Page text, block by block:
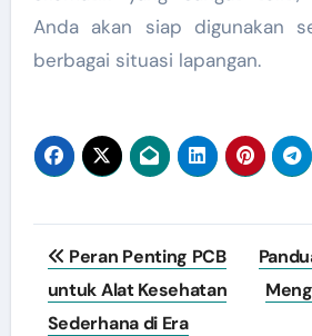
Anda akan siap digunakan
berbagai situasi lapangan.
Post
navigation
Peran Penting PCB
untuk Alat Kesehatan
Sederhana di Era